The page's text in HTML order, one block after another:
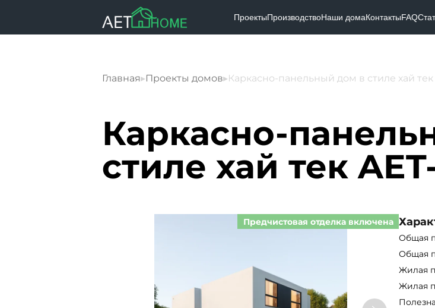
ПроектыПроизводствоНаши домаКонтактыFAQ
Главная▸Проекты домов▸Каркасно-панельный дом в стиле хай тек
Каркасно-
стиле хай тек
Общая
Общая
Жилая
Жилая
Предчистовая отделка включена